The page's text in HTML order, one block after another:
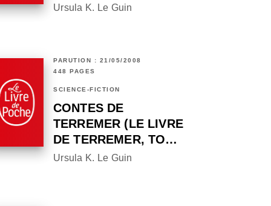
Ursula K. Le Guin
PARUTION : 21/05/2008
448 PAGES
SCIENCE-FICTION
CONTES DE
TERREMER (LE LIVRE
DE TERREMER, TO…
Ursula K. Le Guin